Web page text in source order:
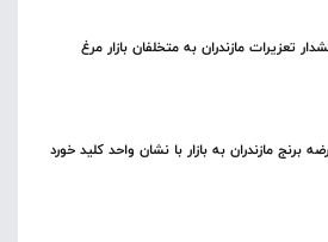
تعزیرات مازندران به متخلفان بازار مرغ
برنج مازندران به بازار با نشان واحد کلید خورد